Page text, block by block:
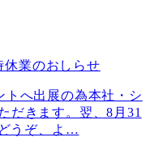
業のおしらせ
トへ出展の為本社・シ
だきます。翌、8月31
うぞ、よ …